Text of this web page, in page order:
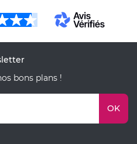
bons plans !
OK